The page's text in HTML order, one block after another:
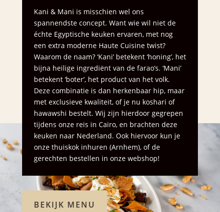
Kani & Mani is misschien wel ons
spannendste concept. Want wie wil niet de
échte Egyptische keuken ervaren, met nog
een extra moderne Haute Cuisine twist?
Waarom de naam? ‘Kani’ betekent ‘honing’, het
bijna heilige ingrediënt van de farao’s. ‘Mani’
betekent ‘boter’, het product van het volk.
Deze combinatie is dan herkenbaar hip, maar
met exclusieve kwaliteit, of je nu koshari of
hawawshi bestelt. Wij zijn hierdoor gegrepen
tijdens onze reis in Caïro, en brachten deze
keuken naar Nederland. Ook hiervoor kun je
onze thuiskok inhuren (Arnhem), of de
gerechten bestellen in onze webshop!
BEKIJK MENU